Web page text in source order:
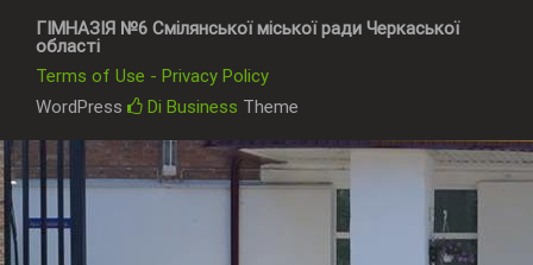
ГІМНАЗІЯ №6 Смілянської міської ради Черкаської
області
Terms of Use - Privacy Policy
WordPress
Di Business Theme